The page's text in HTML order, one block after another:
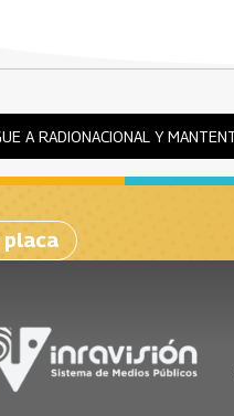
A RADIONACIONAL Y
placa